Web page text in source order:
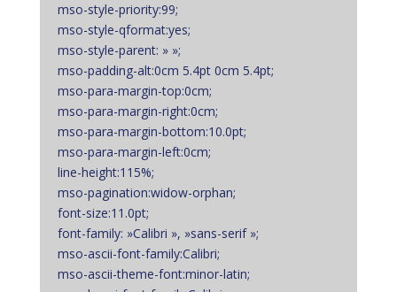
mso-style-priority:99;
mso-style-qformat:yes;
mso-style-parent: » »;
mso-padding-alt:0cm 5.4pt 0cm 5.4pt;
mso-para-margin-top:0cm;
mso-para-margin-right:0cm;
mso-para-margin-bottom:10.0pt;
mso-para-margin-left:0cm;
line-height:115%;
mso-pagination:widow-orphan;
font-size:11.0pt;
font-family: »Calibri », »sans-serif »;
mso-ascii-font-family:Calibri;
mso-ascii-theme-font:minor-latin;